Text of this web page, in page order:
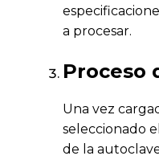
a procesar.
Proceso
Una vez
seleccionado
de la